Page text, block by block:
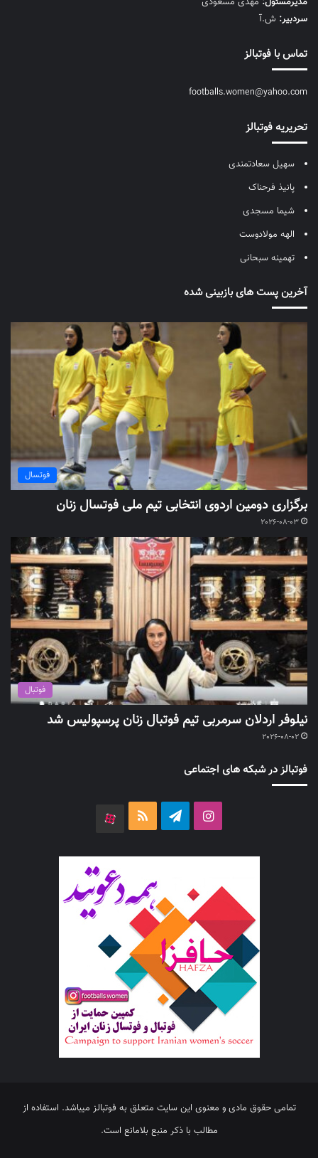
سردبیر: ش.آ
تماس با فوتبالز
footballs.women@yahoo.com
تحریریه فوتبالز
سهیل سعادتمندی
پانیذ فرحناک
شیما مسجدی
الهه مولادوست
تهمینه سبحانی
آخرین پست های بازبینی شده
فوتسال
برگزاری دومین اردوی انتخابی تیم ملی فوتسال زنان
2026-08-03
فوتبال
نیلوفر اردلان سرمربی تیم فوتبال زنان پرسپولیس شد
2026-08-02
فوتبالز در شبکه های اجتماعی
اینستاگرامتلگرام خوراک
تمامی حقوق مادی و معنوی این سایت متعلق به فوتبالز میباشد. استفاده از
مطالب با ذکر منبع بلامانع است.